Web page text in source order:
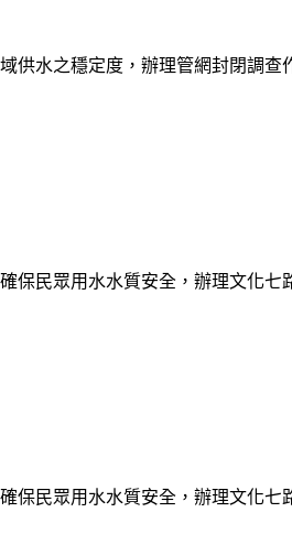
供水之穩定度，辦理管網封閉調查
保民眾用水水質安全，辦理文化
保民眾用水水質安全，辦理文化